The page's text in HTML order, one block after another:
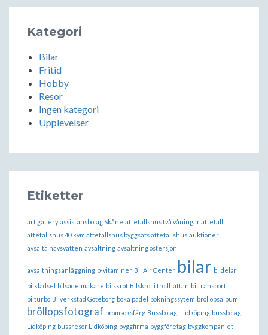
Kategori
Bilar
Fritid
Hobby
Resor
Ingen kategori
Upplevelser
Etiketter
art gallery assistansbolag Skåne attefallshus två våningar attefall
attefallshus 40 kvm attefallshus byggsats attefallshus auktioner
avsalta havsvatten avsaltning avsaltning östersjön
avsaltningsanläggning b-vitaminer Bil Air Center bilar bildelar
bilklädsel
bilsadelmakare bilskrot Bilskrot i trollhättan biltransport
bilturbo Bilverkstad Göteborg boka padel bokningssytem bröllopsalbum
bröllopsfotograf bromsoksfärg Bussbolag i Lidköping bussbolag
Lidköping bussresor Lidköping byggfirma byggföretag byggkompaniet